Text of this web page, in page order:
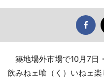
築地場外市場で10月7日
飲みねェ喰（く）いねェ